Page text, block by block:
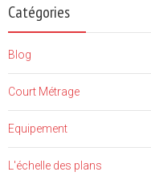
Catégories
Blog
Court Métrage
Equipement
L'échelle des plans